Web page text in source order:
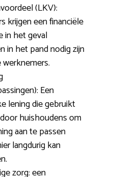
(LKV):
krijgen een financiële
in het geval
in het pand nodig zijn
Een
lening die gebruikt
huishoudens om
aan te passen
langdurig kan
zorg: een